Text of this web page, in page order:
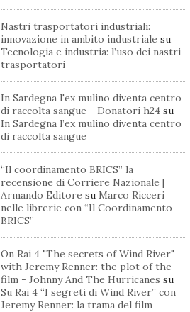
Nastri trasportatori industriali:
innovazione in ambito industriale su
Tecnologia e industria: l’uso dei nastri
trasportatori
In Sardegna l'ex mulino diventa centro
di raccolta sangue - Donatori h24 su
In Sardegna l’ex mulino diventa centro
di raccolta sangue
“Il coordinamento BRICS” la
recensione di Corriere Nazionale |
Armando Editore su Marco Ricceri
nelle librerie con “Il Coordinamento
BRICS”
On Rai 4 "The secrets of Wind River"
with Jeremy Renner: the plot of the
film - Johnny And The Hurricanes su
Su Rai 4 “I segreti di Wind River” con
Jeremy Renner: la trama del film